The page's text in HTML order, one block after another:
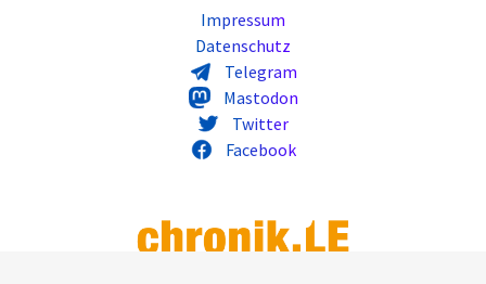
Impressum
Datenschutz
Telegram
Mastodon
Twitter
Facebook